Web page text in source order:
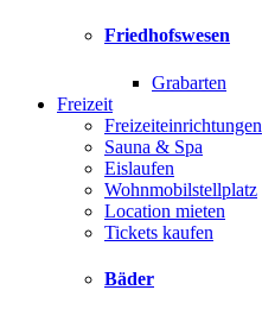
Friedhofswesen
Grabarten
Freizeit
Freizeiteinrichtungen
Sauna & Spa
Eislaufen
Wohnmobilstellplatz
Location mieten
Tickets kaufen
Bäder